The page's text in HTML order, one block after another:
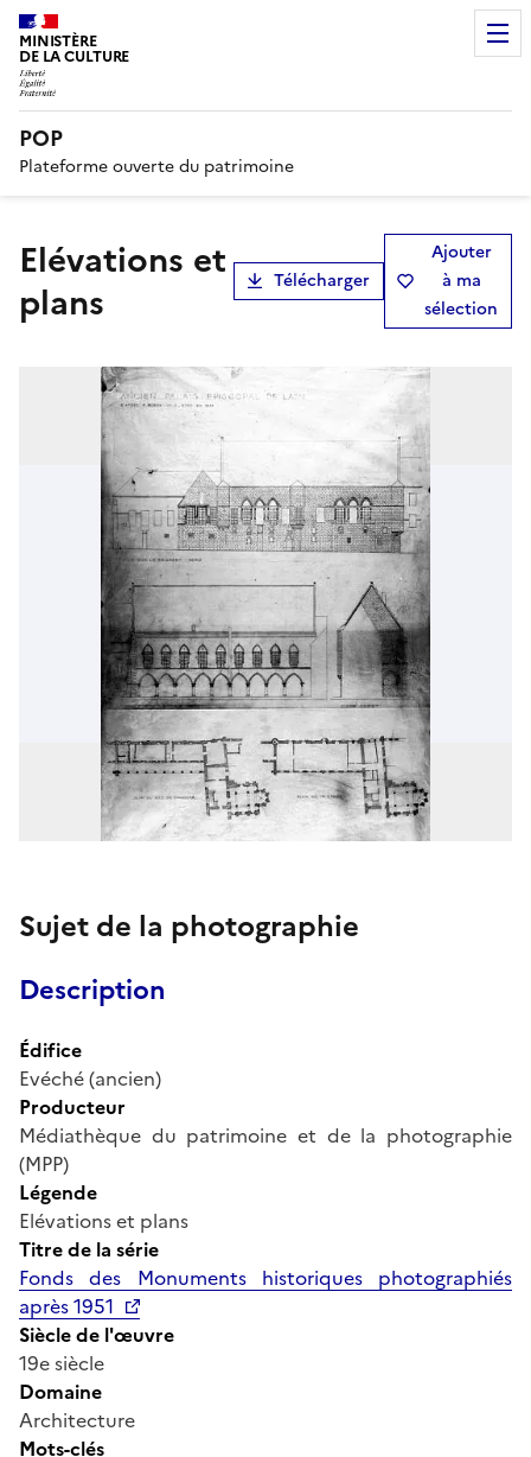
MINISTÈRE
DE LA CULTURE
POP
Plateforme ouverte du patrimoine
Elévations et
plans
Télécharger
Ajouter
à ma
sélection
Sujet de la photographie
Description
Édifice
Evéché (ancien)
Producteur
Médiathèque du patrimoine et de la photographie
(MPP)
Légende
Elévations et plans
Titre de la série
Fonds des Monuments historiques photographiés
après 1951
Siècle de l'œuvre
19e siècle
Domaine
Architecture
Mots-clés